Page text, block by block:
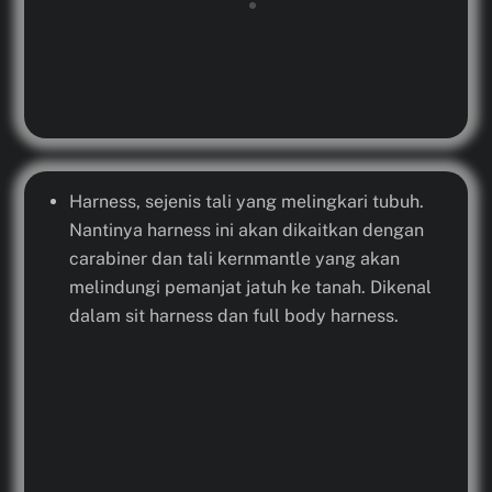
Harness, sejenis tali yang melingkari tubuh.
Nantinya harness ini akan dikaitkan dengan
carabiner dan tali kernmantle yang akan
melindungi pemanjat jatuh ke tanah. Dikenal
dalam sit harness dan full body harness.